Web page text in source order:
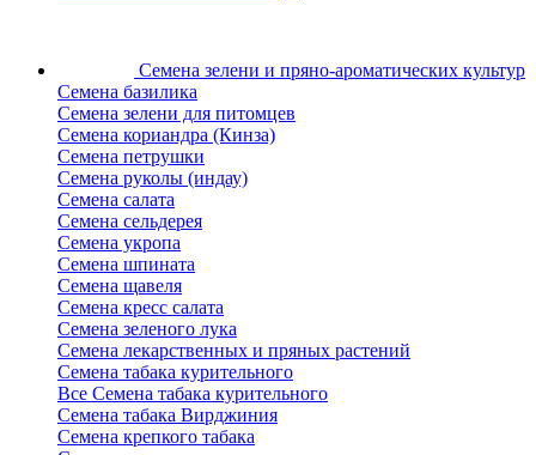
Семена зелени и пряно-ароматических культур
Семена базилика
Семена зелени для питомцев
Семена кориандра (Кинза)
Семена петрушки
Семена руколы (индау)
Семена салата
Семена сельдерея
Семена укропа
Семена шпината
Семена щавеля
Семена кресс салата
Семена зеленого лука
Семена лекарственных и пряных растений
Семена табака курительного
Все Семена табака курительного
Семена табака Вирджиния
Семена крепкого табака